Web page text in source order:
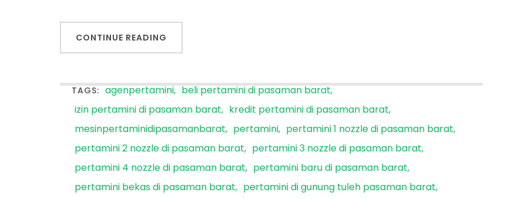
CONTINUE READING
TAGS: agenpertamini beli pertamini di pasaman barat
izin pertamini di pasaman barat
kredit pertamini di pasaman barat
mesinpertaminidipasamanbarat
pertamini
pertamini 1 nozzle di pasaman barat
pertamini 2 nozzle di pasaman barat
pertamini 3 nozzle di pasaman barat
pertamini 4 nozzle di pasaman barat
pertamini baru di pasaman barat
pertamini bekas di pasaman barat
pertamini di gunung tuleh pasaman barat